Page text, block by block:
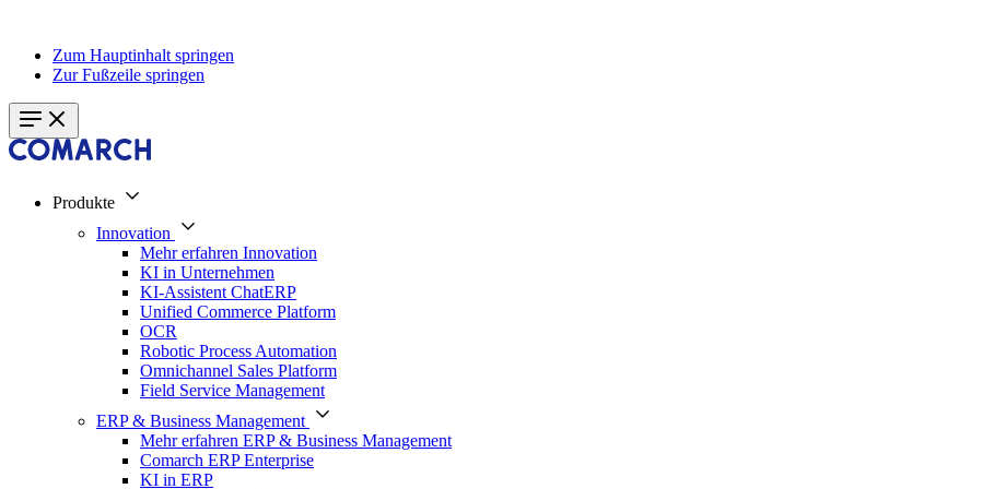
Zum Hauptinhalt springen
Zur Fußzeile springen
Produkte
Innovation
Mehr erfahren Innovation
KI in Unternehmen
KI-Assistent ChatERP
Unified Commerce Platform
OCR
Robotic Process Automation
Omnichannel Sales Platform
Field Service Management
ERP & Business Management
Mehr erfahren ERP & Business Management
Comarch ERP Enterprise
KI in ERP